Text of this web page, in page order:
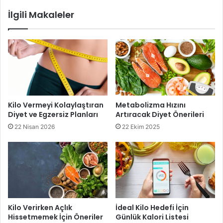
karbonhidratlar daha uzun sürede sindirildiği için tokluk
hissini artırır ve kan şekerini dengeler. Bu da ani açlık
4. Bol Su İçin
Su içmek, hızlı kilo vermek isteyenler için basit ama etkili
bir yöntemdir. Yeterli miktarda su içmek, metabolizmayı
hızlandırır ve yağ yakımını artırır. Ayrıca su, tokluk hissini
destekleyerek gereksiz atıştırmalık tüketimini engeller.
kontrolünü sağlar ve daha az kalori almanıza yardımcı olur.
Ayrıca su, vücutta biriken toksinlerin atılmasına da yardımcı
olur. Kilo verme sürecinde detoks etkisi yaratan su,
vücudun genel sağlığını korumaya da katkıda bulunur.
Günlük su tüketimini artırmak için yanınızda her zaman bir
İlgili Makaleler
Kilo Vermeyi Kolaylaştıran
Diyet ve Egzersiz Planları
22 Nisan 2026
Metabolizma Hızını
Artıracak Diyet Önerileri
22 Ekim 2025
Kilo Verirken Açlık
Hissetmemek İçin Öneriler
İdeal Kilo Hedefi İçin
Günlük Kalori Listesi